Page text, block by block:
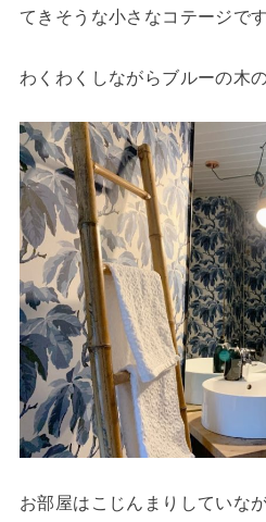
てきそうな小さなコテージです
わくわくしながらブルーの木
お部屋はこじんまりしていな